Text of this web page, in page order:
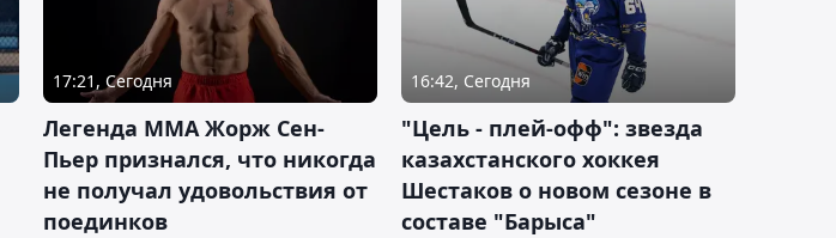
17:21, Сегодня
Легенда ММА Жорж Сен-
Пьер признался, что никогда
не получал удовольствия от
поединков
16:42, Сегодня
"Цель - плей-офф": звезда
казахстанского хоккея
Шестаков о новом сезоне в
составе "Барыса"